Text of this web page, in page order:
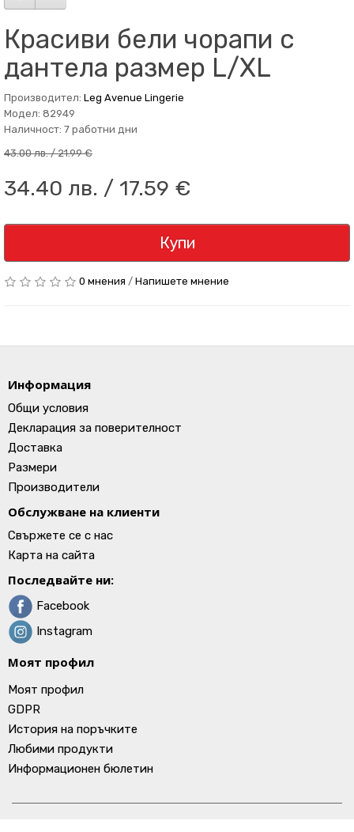
Красиви бели чорапи с
дантела размер L/XL
Производител: Leg Avenue Lingerie
Модел: 82949
Наличност: 7 работни дни
43.00 лв. / 21.99 €
34.40 лв. / 17.59 €
Купи
0 мнения / Напишете мнение
Информация
Общи условия
Декларация за поверителност
Доставка
Размери
Производители
Обслужване на клиенти
Свържете се с нас
Карта на сайта
Последвайте ни:
Facebook
Instagram
Моят профил
Моят профил
GDPR
История на поръчките
Любими продукти
Информационен бюлетин